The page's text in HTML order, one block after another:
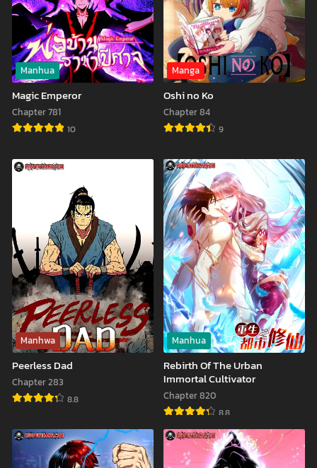
Manhua
Magic Emperor
Chapter 781
10
Magic
Emperor
Manga
Oshi no Ko
Chapter 84
9
Oshi
no
Ko
Manhwa
Peerless Dad
Chapter 283
8.8
Peerless
Dad
Manhua
Rebirth Of The Urban
Immortal Cultivator
Chapter 820
8.8
Rebirth